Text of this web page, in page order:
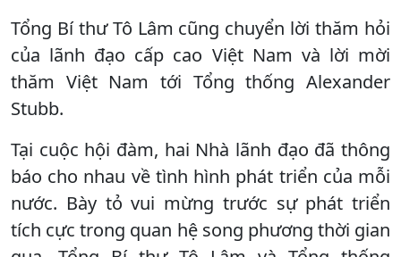
Tổng Bí thư Tô Lâm cũng chuyển lời thăm hỏi
của lãnh đạo cấp cao Việt Nam và lời mời
thăm Việt Nam tới Tổng thống Alexander
Stubb.
Tại cuộc hội đàm, hai Nhà lãnh đạo đã thông
báo cho nhau về tình hình phát triển của mỗi
nước. Bày tỏ vui mừng trước sự phát triển
tích cực trong quan hệ song phương thời gian